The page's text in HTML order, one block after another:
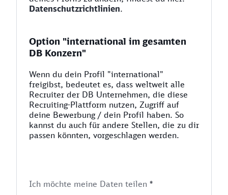
Datenschutzrichtlinien.
Option "international im gesamten
DB Konzern"
Wenn du dein Profil "international"
freigibst, bedeutet es, dass weltweit alle
Recruiter der DB Unternehmen, die diese
Recruiting-Plattform nutzen, Zugriff auf
deine Bewerbung / dein Profil haben. So
kannst du auch für andere Stellen, die zu dir
passen könnten, vorgeschlagen werden.
Ich möchte meine Daten teilen *